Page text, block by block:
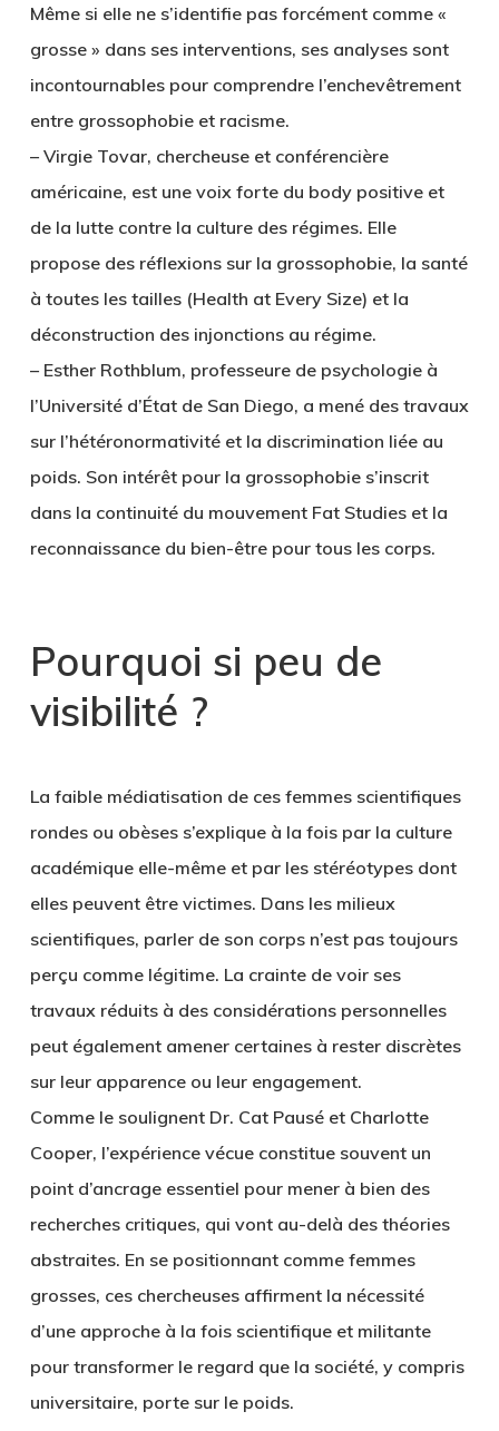
Même si elle ne s’identifie pas forcément comme «
grosse » dans ses interventions, ses analyses sont
incontournables pour comprendre l’enchevêtrement
entre grossophobie et racisme.
– Virgie Tovar, chercheuse et conférencière
américaine, est une voix forte du body positive et
de la lutte contre la culture des régimes. Elle
propose des réflexions sur la grossophobie, la santé
à toutes les tailles (Health at Every Size) et la
déconstruction des injonctions au régime.
– Esther Rothblum, professeure de psychologie à
l’Université d’État de San Diego, a mené des travaux
sur l’hétéronormativité et la discrimination liée au
poids. Son intérêt pour la grossophobie s’inscrit
dans la continuité du mouvement Fat Studies et la
reconnaissance du bien-être pour tous les corps.
Pourquoi si peu de
visibilité ?
La faible médiatisation de ces femmes scientifiques
rondes ou obèses s’explique à la fois par la culture
académique elle-même et par les stéréotypes dont
elles peuvent être victimes. Dans les milieux
scientifiques, parler de son corps n’est pas toujours
perçu comme légitime. La crainte de voir ses
travaux réduits à des considérations personnelles
peut également amener certaines à rester discrètes
sur leur apparence ou leur engagement.
Comme le soulignent Dr. Cat Pausé et Charlotte
Cooper, l’expérience vécue constitue souvent un
point d’ancrage essentiel pour mener à bien des
recherches critiques, qui vont au-delà des théories
abstraites. En se positionnant comme femmes
grosses, ces chercheuses affirment la nécessité
d’une approche à la fois scientifique et militante
pour transformer le regard que la société, y compris
universitaire, porte sur le poids.